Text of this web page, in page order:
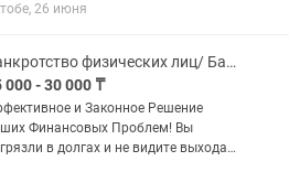
программы, включая
26 июня
Банкротство физических лиц/ Банкрот деп жариялау
000 - 30 000 ₸
и Законное Решение
Финансовых Проблем! Вы
в долгах и не видите выхода?